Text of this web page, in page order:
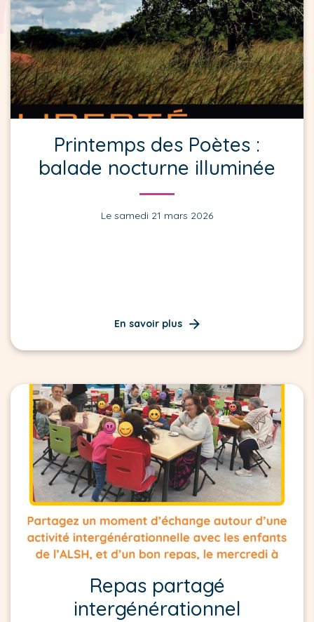
Printemps des Poètes :
balade nocturne illuminée
Le samedi 21 mars 2026
En savoir plus
Repas partagé
intergénérationnel